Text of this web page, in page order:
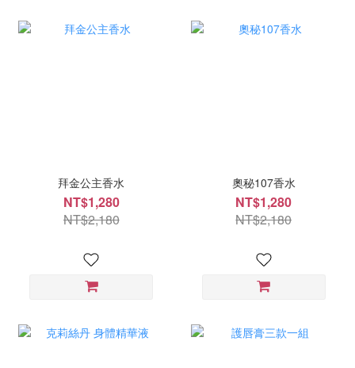
拜金公主香水
NT$1,280
NT$2,180
奧秘107香水
NT$1,280
NT$2,180